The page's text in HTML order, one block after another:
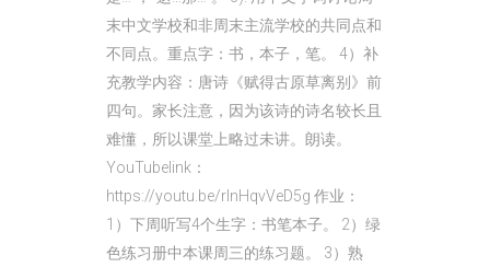
末中文学校和非周末主流学校的共同点和
不同点。重点字：书，本子，笔。 4）补
充教学内容：唐诗《赋得古原草离别》前
四句。家长注意，因为该诗的诗名较长且
难懂，所以课堂上略过未讲。朗读。
YouTubelink：
https://youtu.be/rInHqvVeD5g 作业：
1）下周听写4个生字：书笔本子。 2）绿
色练习册中本课周三的练习题。 3）熟